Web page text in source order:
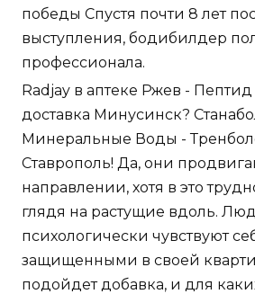
победы Спустя почти 8 лет
выступления, бодибилдер
профессионала.
Radjay в аптеке Ржев - Пептид
доставка Минусинск?
Минеральные Воды -
Ставрополь! Да, они
направлении, хотя в это
глядя на растущие вдоль.
психологически чувствуют
защищенными в своей
подойдет добавка, и для